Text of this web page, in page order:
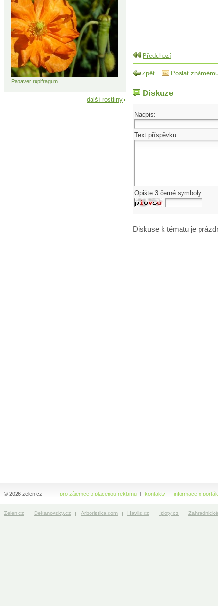
Předchozí
Zpět Poslat známému
Diskuze
Nadpis:
Text příspěvku:
Opište 3 černé symboly:
Diskuse k tématu je
Papaver rupifragum
další rostliny
pro zájemce o placenou reklamu kontakty informace o
© 2026 zelen.cz
Zelen.cz Dekanovsky.cz Arboristika.com Havlis.cz Iploty.cz